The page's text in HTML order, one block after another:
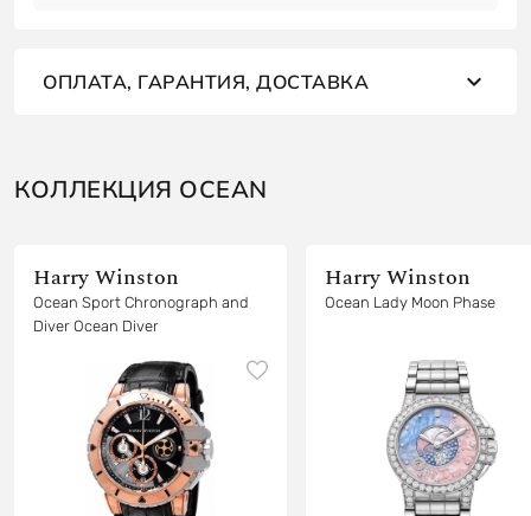
ОПЛАТА, ГАРАНТИЯ, ДОСТАВКА
КОЛЛЕКЦИЯ OCEAN
Harry Winston
Ocean Sport Chronograph and
Diver Ocean Diver
Harry Winston
Ocean Lady Moon Phase